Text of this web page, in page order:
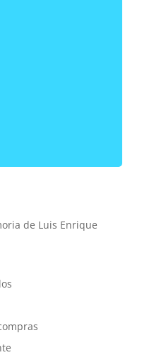
de Luis Enrique